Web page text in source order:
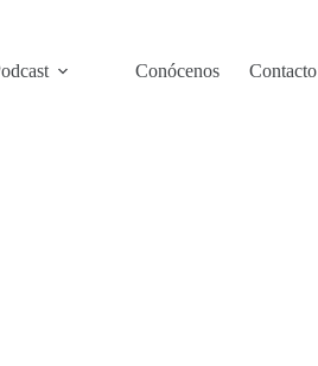
Conócenos Contacto